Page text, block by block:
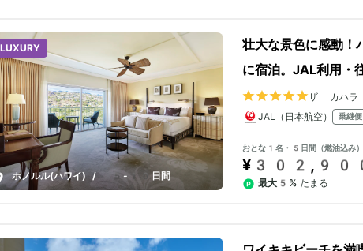
LUXURY
ホノルル(ハワイ) / 5-10日間
壮大な景色に感動
に宿泊。JAL利用・
ザ カハラ
JAL（日本航空）
乗継便
おとな1名・5日間（燃油込み）
最大5% たまる